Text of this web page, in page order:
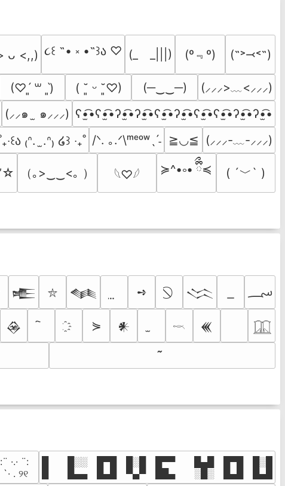
ᴗ <,,) ૮꒰ ˶• ༝ •˶꒱ა ♡ (_　_|||) (º﹃º) (˶˃⤙˂˶)
(♡ˊ͈ ꒳ ˋ͈) ( ˘͈ ᵕ ˘͈♡) (─‿‿─)
(⸝⸝⸝>﹏<⸝⸝⸝)
(⸝⸝๑  ̫ ๑⸝⸝⸝) ʕ•̫͡•ʕ•̫͡•ʔ•̫͡•ʔ•̫͡•ʕ•̫͡•ʔ•̫͡•ʕ•̫͡•ʕ•̫͡•ʔ•̫͡•ʔ•̫͡•
₍ᐢ.  ̫.ᐢ₎ ໒꒱ ‧₊˚ /ᐠ. ｡.ᐟ\ᵐᵉᵒʷˎˊ˗ ≧◡≦ (⸝⸝⸝-﹏-⸝⸝⸝)
（｡>‿‿<｡ ） 𓆩♡𓆪 ≽^•༚• ྀིྀ≼ ( ´﹀` )
𒍫 ⛥ 𒈝 ➺ 𒈱 ؄
𒊲 ⋟ 𒀭 𓎖 𒌍
𓉳
·.· ¨:⠀
`· . ୨୧⠀
█  █░░ █▀█ █░█ █▀▀  █▄█ █▀█ █░█
█  █▄▄ █▄█ ▀▄▀ ██▄  ░█░ █▄█ █▄█